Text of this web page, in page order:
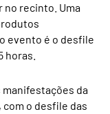
no recinto. Uma
evento é o desfile
horas.
da
o desfile das